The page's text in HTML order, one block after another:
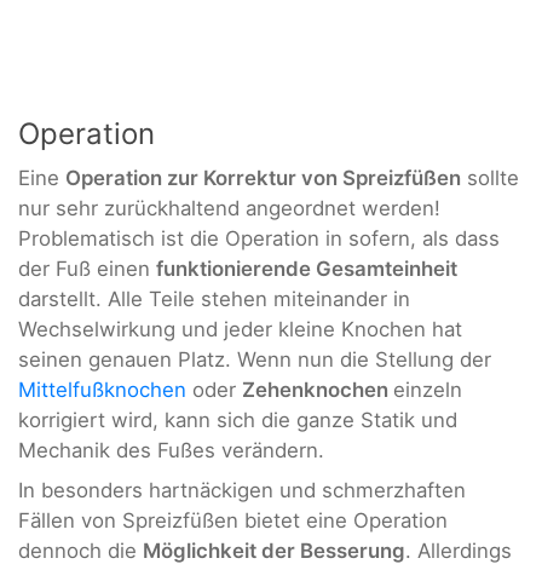
Operation
Eine Operation zur Korrektur von Spreizfüßen sollte
nur sehr zurückhaltend angeordnet werden!
Problematisch ist die Operation in sofern, als dass
der Fuß einen funktionierende Gesamteinheit
darstellt. Alle Teile stehen miteinander in
Wechselwirkung und jeder kleine Knochen hat
seinen genauen Platz. Wenn nun die Stellung der
Mittelfußknochen oder Zehenknochen einzeln
korrigiert wird, kann sich die ganze Statik und
Mechanik des Fußes verändern.
In besonders hartnäckigen und schmerzhaften
Fällen von Spreizfüßen bietet eine Operation
dennoch die Möglichkeit der Besserung. Allerdings